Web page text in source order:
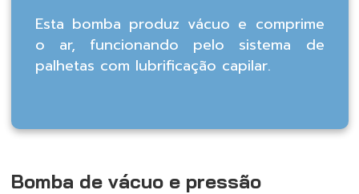
Esta bomba produz vácuo e comprime
o ar, funcionando pelo sistema de
palhetas com lubrificação capilar.
Bomba de vácuo e pressão